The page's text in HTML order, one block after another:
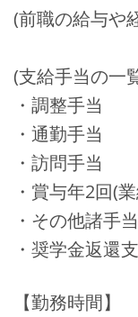
(前職の給与や
(支給手当の一
・調整手当
・通勤手当
・訪問手当
・賞与年2回(
・その他諸手当
・奨学金返還
【勤務時間】